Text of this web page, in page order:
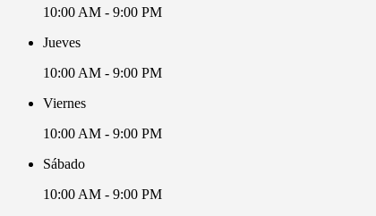
10:00 AM - 9:00 PM
Jueves
10:00 AM - 9:00 PM
Viernes
10:00 AM - 9:00 PM
Sábado
10:00 AM - 9:00 PM